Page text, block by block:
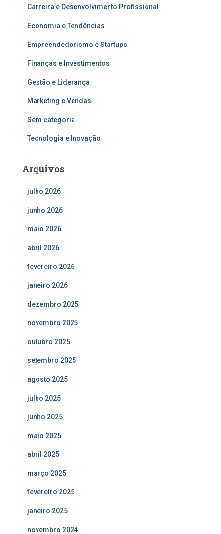
Carreira e Desenvolvimento Profissional
Economia e Tendências
Empreendedorismo e Startups
Finanças e Investimentos
Gestão e Liderança
Marketing e Vendas
Sem categoria
Tecnologia e Inovação
Arquivos
julho 2026
junho 2026
maio 2026
abril 2026
fevereiro 2026
janeiro 2026
dezembro 2025
novembro 2025
outubro 2025
setembro 2025
agosto 2025
julho 2025
junho 2025
maio 2025
abril 2025
março 2025
fevereiro 2025
janeiro 2025
novembro 2024